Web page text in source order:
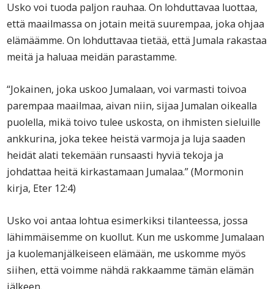
Usko voi tuoda paljon rauhaa. On lohduttavaa luottaa,
että maailmassa on jotain meitä suurempaa, joka ohjaa
elämäämme. On lohduttavaa tietää, että Jumala rakastaa
meitä ja haluaa meidän parastamme.
“Jokainen, joka uskoo Jumalaan, voi varmasti toivoa
parempaa maailmaa, aivan niin, sijaa Jumalan oikealla
puolella, mikä toivo tulee uskosta, on ihmisten sieluille
ankkurina, joka tekee heistä varmoja ja luja saaden
heidät alati tekemään runsaasti hyviä tekoja ja
johdattaa heitä kirkastamaan Jumalaa.” (Mormonin
kirja, Eter 12:4)
Usko voi antaa lohtua esimerkiksi tilanteessa, jossa
lähimmäisemme on kuollut. Kun me uskomme Jumalaan
ja kuolemanjälkeiseen elämään, me uskomme myös
siihen, että voimme nähdä rakkaamme tämän elämän